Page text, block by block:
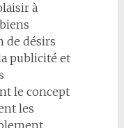
à
de désirs
publicité et
le concept
les